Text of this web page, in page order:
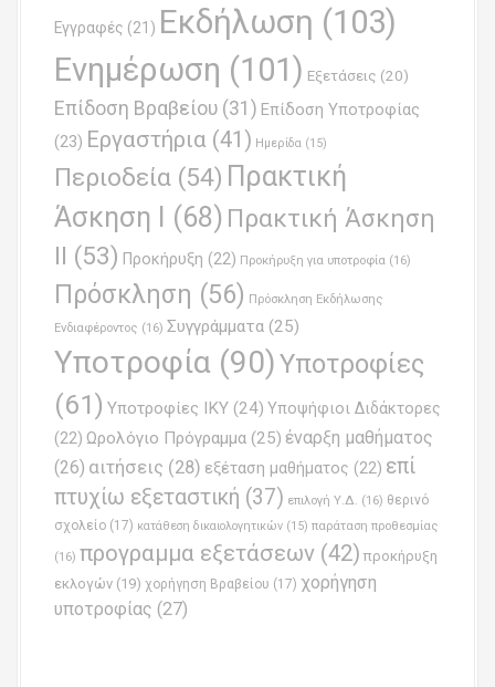
Εγγραφές (21) Εκδήλωση (103)
Ενημέρωση (101) Εξετάσεις (20)
Επίδοση Βραβείου (31) Επίδοση Υποτροφίας
(23) Εργαστήρια (41) Ημερίδα (15)
Περιοδεία (54) Πρακτική
Άσκηση Ι
(68) Πρακτική Άσκηση
ΙΙ (53) Προκήρυξη (22) Προκήρυξη για υποτροφία (16)
Πρόσκληση (56) Πρόσκληση Εκδήλωσης
Ενδιαφέροντος (16) Συγγράμματα (25)
Υποτροφία (90)Υποτροφίες
(61) Υποτροφίες ΙΚΥ (24) Υποψήφιοι Διδάκτορες
(22) Ωρολόγιο Πρόγραμμα (25) έναρξη μαθήματος
(26) αιτήσεις (28) εξέταση μαθήματος (22) επί
πτυχίω εξεταστική (37) επιλογή Υ.Δ. (16) θερινό
σχολείο (17) κατάθεση δικαιολογητικών (15) παράταση προθεσμίας
(16) προγραμμα εξετάσεων (42) προκήρυξη
εκλογών (19) χορήγηση Βραβείου (17) χορήγηση
υποτροφίας (27)